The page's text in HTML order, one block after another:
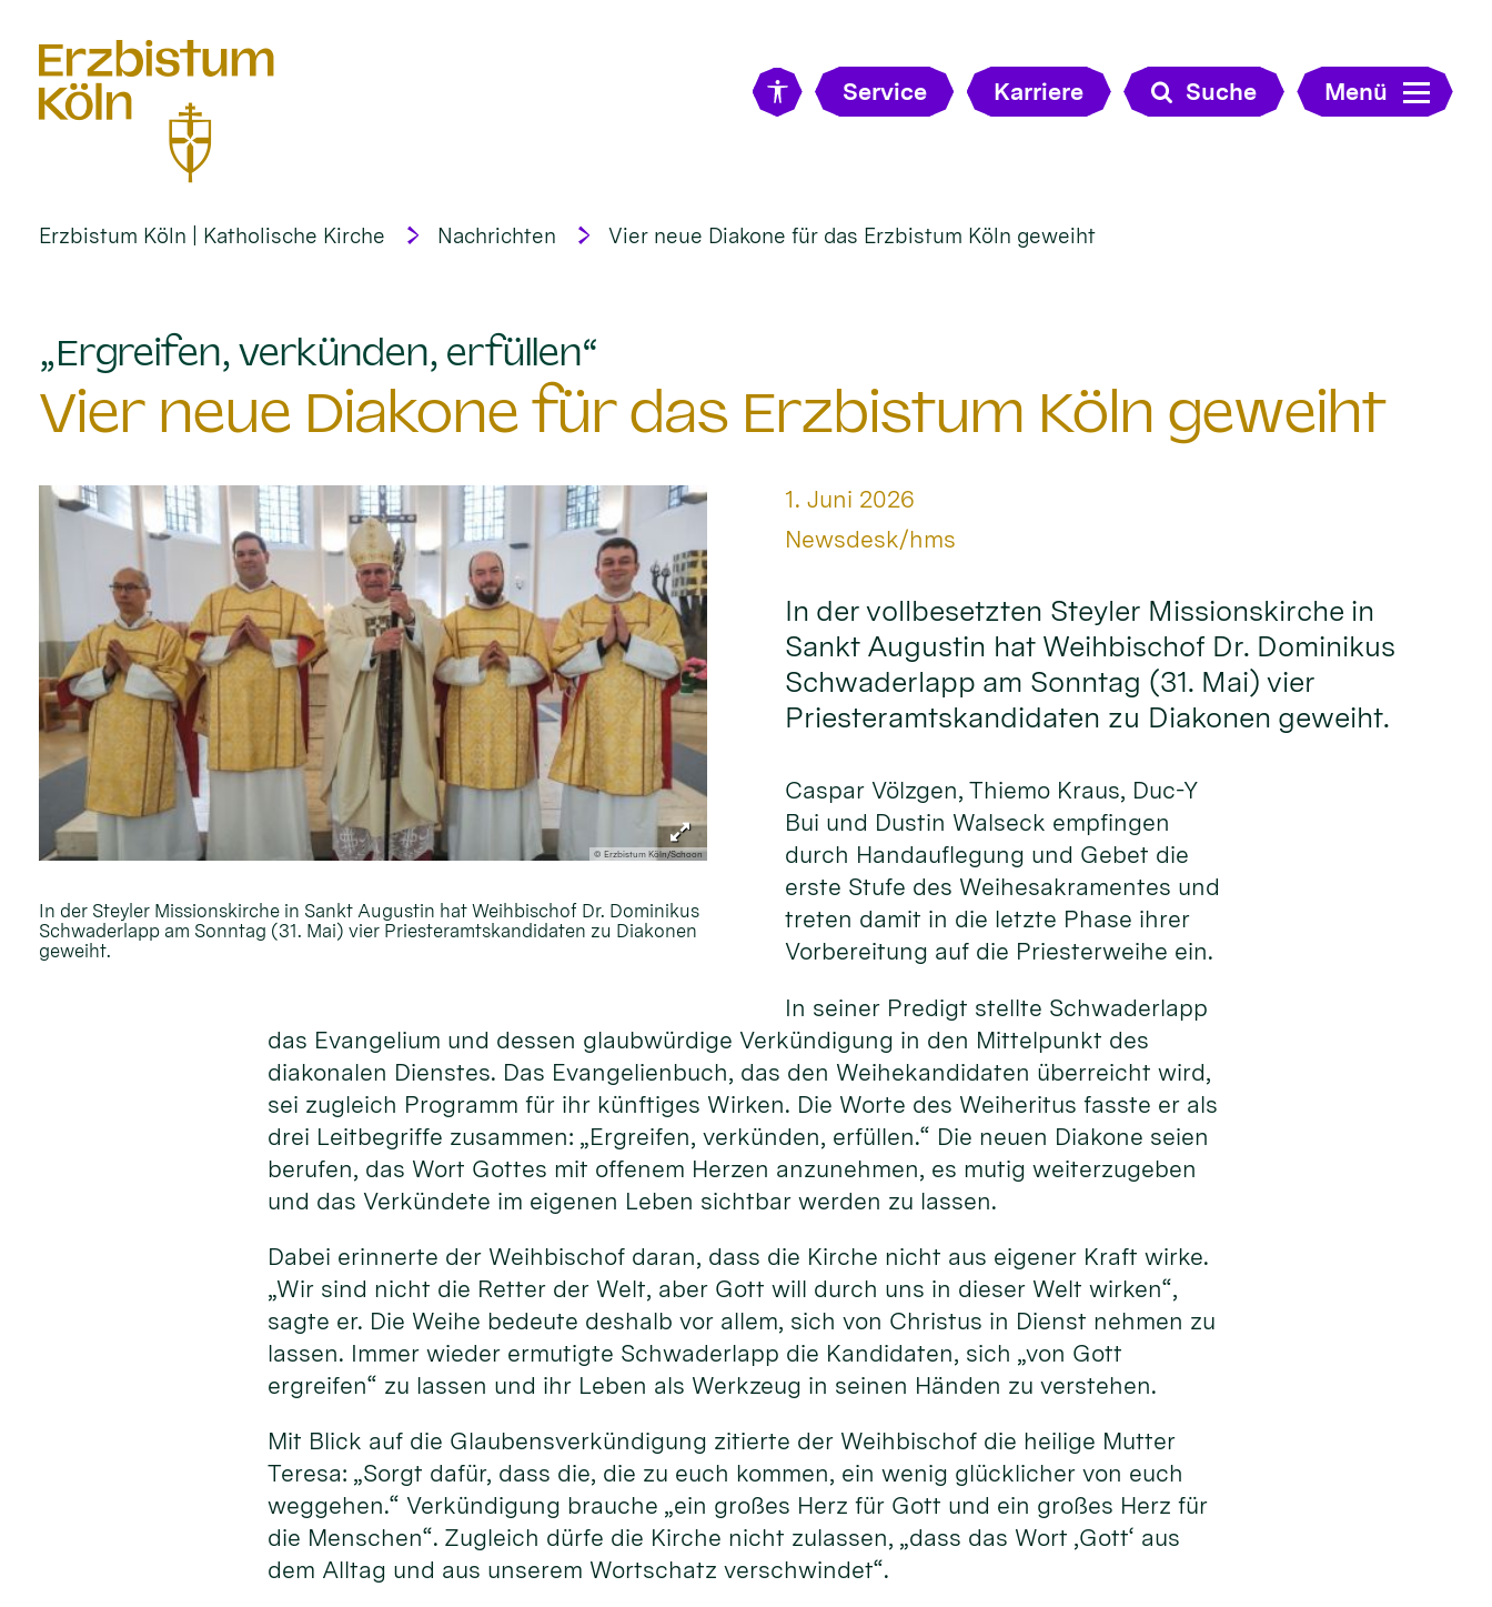
Service Karriere Suche Menü
Erzbistum Köln | Katholische Kirche Nachrichten Vier neue Diakone für das Erzbistum Köln geweiht
„Ergreifen, verkünden, erfüllen“
Vier neue Diakone für das Erzbistum Köln geweiht
© Erzbistum Köln/Schoon
In der Steyler Missionskirche in Sankt Augustin hat Weihbischof Dr. Dominikus
Schwaderlapp am Sonntag (31. Mai) vier Priesteramtskandidaten zu Diakonen
geweiht.
Datum:
1. Juni 2026
Von:
Newsdesk/hms
In der vollbesetzten Steyler Missionskirche in
Sankt Augustin hat Weihbischof Dr. Dominikus
Schwaderlapp am Sonntag (31. Mai) vier
Priesteramtskandidaten zu Diakonen geweiht.
Caspar Völzgen, Thiemo Kraus, Duc-Y
Bui und Dustin Walseck empfingen
durch Handauflegung und Gebet die
erste Stufe des Weihesakramentes und
treten damit in die letzte Phase ihrer
Vorbereitung auf die Priesterweihe ein.
In seiner Predigt stellte Schwaderlapp
das Evangelium und dessen glaubwürdige Verkündigung in den Mittelpunkt des
diakonalen Dienstes. Das Evangelienbuch, das den Weihekandidaten überreicht wird,
sei zugleich Programm für ihr künftiges Wirken. Die Worte des Weiheritus fasste er als
drei Leitbegriffe zusammen: „Ergreifen, verkünden, erfüllen.“ Die neuen Diakone seien
berufen, das Wort Gottes mit offenem Herzen anzunehmen, es mutig weiterzugeben
und das Verkündete im eigenen Leben sichtbar werden zu lassen.
Dabei erinnerte der Weihbischof daran, dass die Kirche nicht aus eigener Kraft wirke.
„Wir sind nicht die Retter der Welt, aber Gott will durch uns in dieser Welt wirken“,
sagte er. Die Weihe bedeute deshalb vor allem, sich von Christus in Dienst nehmen zu
lassen. Immer wieder ermutigte Schwaderlapp die Kandidaten, sich „von Gott
ergreifen“ zu lassen und ihr Leben als Werkzeug in seinen Händen zu verstehen.
Mit Blick auf die Glaubensverkündigung zitierte der Weihbischof die heilige Mutter
Teresa: „Sorgt dafür, dass die, die zu euch kommen, ein wenig glücklicher von euch
weggehen.“ Verkündigung brauche „ein großes Herz für Gott und ein großes Herz für
die Menschen“. Zugleich dürfe die Kirche nicht zulassen, „dass das Wort ‚Gott‘ aus
dem Alltag und aus unserem Wortschatz verschwindet“.